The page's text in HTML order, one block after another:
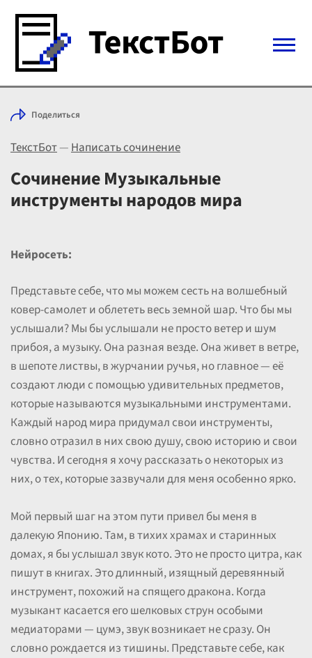
Войти с Telegram
Выбрать режим
Цены
Поделиться
ТекстБот—Написать сочинение
Сочинение Музыкальные
инструменты народов мира
Нейросеть:
Представьте себе, что мы можем сесть на волшебный
ковер-самолет и облететь весь земной шар. Что бы мы
услышали? Мы бы услышали не просто ветер и шум
прибоя, а музыку. Она разная везде. Она живет в ветре,
в шепоте листвы, в журчании ручья, но главное — её
создают люди с помощью удивительных предметов,
которые называются музыкальными инструментами.
Каждый народ мира придумал свои инструменты,
словно отразил в них свою душу, свою историю и свои
чувства. И сегодня я хочу рассказать о некоторых из
них, о тех, которые зазвучали для меня особенно ярко.
Мой первый шаг на этом пути привел бы меня в
далекую Японию. Там, в тихих храмах и старинных
домах, я бы услышал звук кото. Это не просто цитра, как
пишут в книгах. Это длинный, изящный деревянный
инструмент, похожий на спящего дракона. Когда
музыкант касается его шелковых струн особыми
медиаторами — цумэ, звук возникает не сразу. Он
словно рождается из тишины. Представьте себе, как